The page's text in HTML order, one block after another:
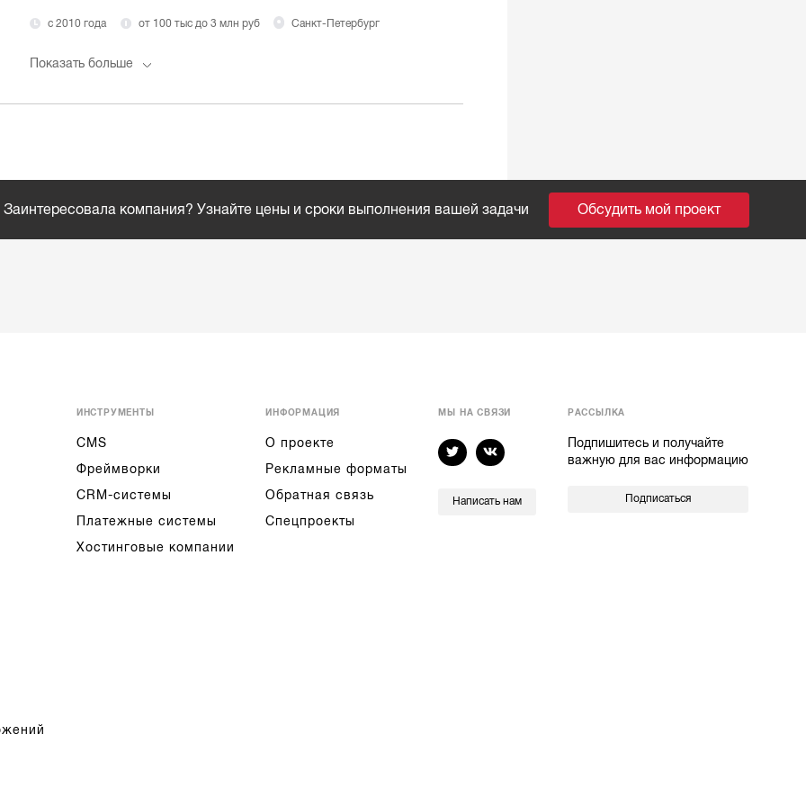
с 2010 года от 100 тыс до 3 млн руб Санкт-Петербург
Показать больше
Заинтересовала компания? Узнайте цены и сроки выполнения вашей задачи Обсудить мой проект
ИНСТРУМЕНТЫ
CMS
Фреймворки
CRM-системы
Платежные системы
Хостинговые компании
ИНФОРМАЦИЯ
О проекте
Рекламные форматы
Обратная связь
Спецпроекты
МЫ НА СВЯЗИ
Написать нам
РАССЫЛКА
Подпишитесь и получайте
важную для вас информацию
Подписаться